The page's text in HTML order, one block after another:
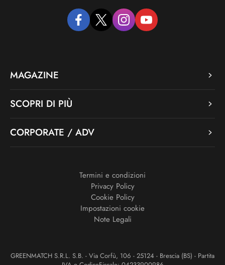
facebooktwitter instagramyoutube
MAGAZINE
SCOPRI DI PIÙ
CORPORATE / ADV
Termini e condizioni
Privacy Policy
Cookie Policy
Impostazioni cookie
Note Legali
GREENMATCH S.R.L. S.B. - Via Corfù, 106 - 25124 - Brescia (BS) - Partita